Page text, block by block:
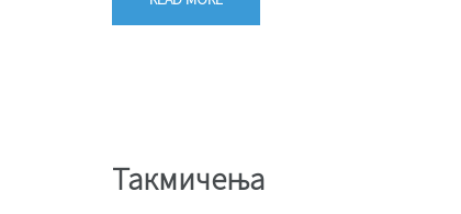
Такмичења